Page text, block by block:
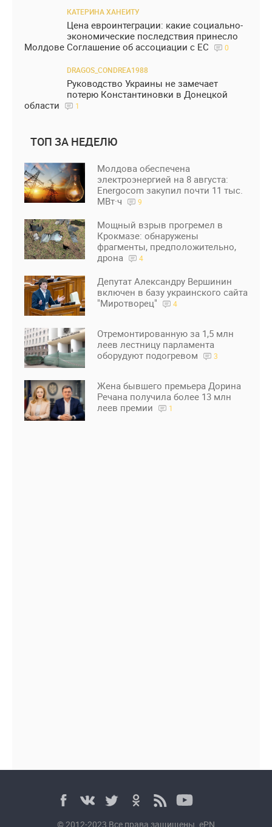
КАТЕРИНА ХАНЕИТУ
Цена евроинтеграции: какие социально-
экономические последствия принесло
Молдове Соглашение об ассоциации с ЕС
0
DRAGOS_CONDREA1988
Руководство Украины не замечает
потерю Константиновки в Донецкой
области
1
ТОП ЗА НЕДЕЛЮ
Молдова обеспечена
электроэнергией на 8 августа:
Energocom закупил почти 11 тыс.
МВт·ч
9
Мощный взрыв прогремел в
Крокмазе: обнаружены
фрагменты, предположительно,
дрона
4
Депутат Александру Вершинин
включен в базу украинского сайта
"Миротворец"
4
Отремонтированную за 1,5 млн
леев лестницу парламента
оборудуют подогревом
3
Жена бывшего премьера Дорина
Речана получила более 13 млн
леев премии
1
© 2012-2023 Все права защищены. ePN